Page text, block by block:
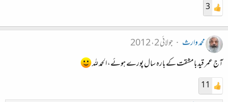
3
محمد وارث
جولائی 2، 2012
آج عمر قید با مشقت کے بارہ سال پورے ہوئے، الحمد للہ
11